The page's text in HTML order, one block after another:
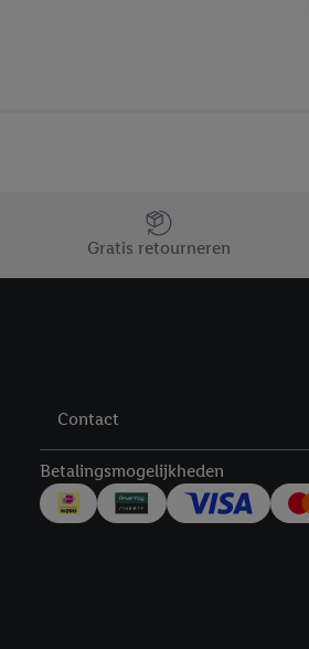
Jouw voordelen bij ons als Lidl
Gratis retourneren
Contact
Betalingsmogelijkheden